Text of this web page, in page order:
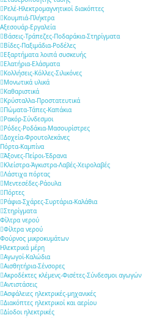
Ρελέ-Ηλεκτρομαγνητικοί διακόπτες
Κουμπιά-Πλήκτρα
Αξεσουάρ-Εργαλεία
Βάσεις-Τράπεζες-Ποδαράκια-Στηρίγματα
Βίδες-Παξιμάδια-Ροδέλες
Εξαρτήματα λοιπά συσκευής
Ελατήρια-Ελάσματα
Κολλήσεις-Κόλλες-Σιλικόνες
Μονωτικά υλικά
Καθαριστικά
Κρύσταλλα-Προστατευτικά
Πώματα-Τάπες-Καπάκια
Ρακόρ-Σύνδεσμοι
Ρόδες-Ροδάκια-Μασουρίστρες
Δοχεία-Φρουτολεκάνες
Πόρτα-Καμπίνα
Άξονες-Πείροι-Έδρανα
Κλείστρα-Άγκιστρα-Λαβές-Χειρολαβές
Λάστιχα πόρτας
Μεντεσέδες-Ράουλα
Πόρτες
Ράφια-Σχάρες-Συρτάρια-Καλάθια
Στηρίγματα
Φίλτρα νερού
Φίλτρα νερού
Φούρνος μικροκυμάτων
Ηλεκτρικά μέρη
Αγωγοί-Καλώδια
Αισθητήρια-Σένσορες
Ακροδέκτες κλέμενς-Φισέτες-Σύνδεσμοι αγωγών
Αντιστάσεις
Ασφάλειες ηλεκτρικές-μηχανικές
Διακόπτες ηλεκτρικοί και αερίου
Δίοδοι ηλεκτρικές